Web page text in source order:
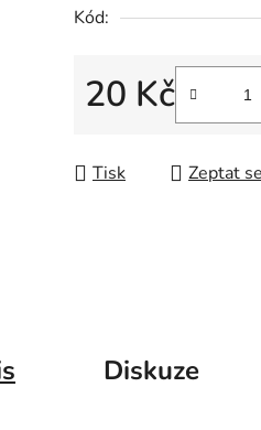
Kód:
20 Kč
Měrná cena:
Tisk Zeptat se
Diskuze